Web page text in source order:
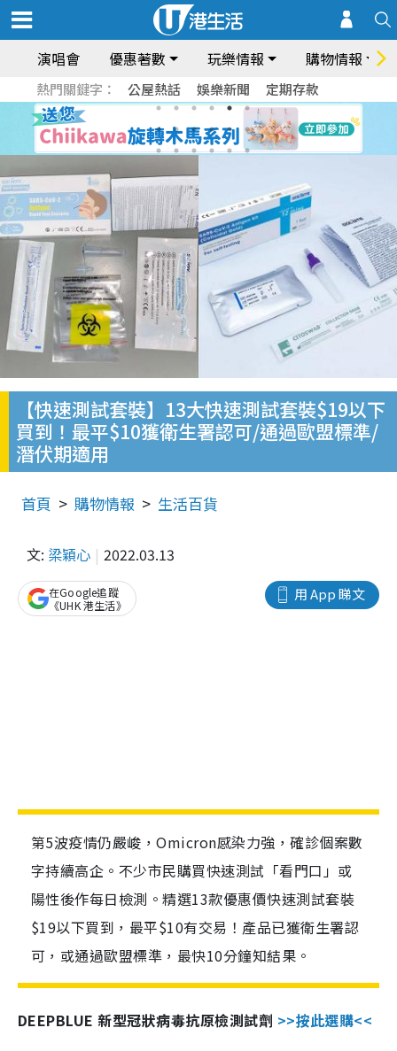
演唱會 優惠著數 玩樂情報 購物情報
熱門關鍵字： 公屋熱話 娛樂新聞 定期存款
【快速測試套裝】13大快速測試套裝$19以下
買到！最平$10獲衛生署認可/通過歐盟標準/
潛伏期適用
首頁 購物情報 生活百貨
文: 梁穎心 2022.03.13
用 App 睇文
在Google追蹤
《UHK 港生活》
第5波疫情仍嚴峻，Omicron感染力強，確診個案數
字持續高企。不少市民購買快速測試「看門口」或
陽性後作每日檢測。精選13款優惠價快速測試套裝
$19以下買到，最平$10有交易！產品已獲衛生署認
可，或通過歐盟標準，最快10分鐘知結果。
DEEPBLUE 新型冠狀病毒抗原檢測試劑 >>按此選購<<